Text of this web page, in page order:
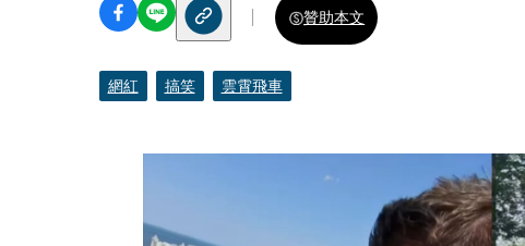
贊助本文
網紅 搞笑 雲霄飛車